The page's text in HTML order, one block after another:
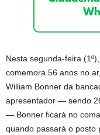
Nesta segunda-feira
comemora 56 anos no
William Bonner da
apresentador — sendo
— Bonner ficará no
quando passará o posto